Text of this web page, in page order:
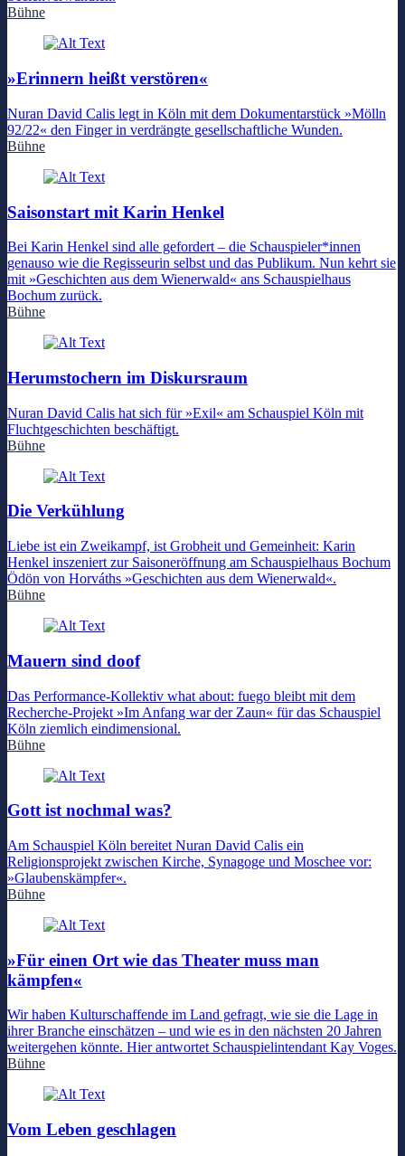
Bühne
»Erinnern heißt verstören«
Nuran David Calis legt in Köln mit dem Dokumentarstück »Mölln
92/22« den Finger in verdrängte gesellschaftliche Wunden.
Bühne
Saisonstart mit Karin Henkel
Bei Karin Henkel sind alle gefordert – die Schauspieler*innen
genauso wie die Regisseurin selbst und das Publikum. Nun kehrt sie
mit »Geschichten aus dem Wienerwald« ans Schauspielhaus
Bochum zurück.
Bühne
Herumstochern im Diskursraum
Nuran David Calis hat sich für »Exil« am Schauspiel Köln mit
Fluchtgeschichten beschäftigt.
Bühne
Die Verkühlung
Liebe ist ein Zweikampf, ist Grobheit und Gemeinheit: Karin
Henkel inszeniert zur Saisoneröffnung am Schauspielhaus Bochum
Ödön von Horváths »Geschichten aus dem Wienerwald«.
Bühne
Mauern sind doof
Das Performance-Kollektiv what about: fuego bleibt mit dem
Recherche-Projekt »Im Anfang war der Zaun« für das Schauspiel
Köln ziemlich eindimensional.
Bühne
Gott ist nochmal was?
Am Schauspiel Köln bereitet Nuran David Calis ein
Religionsprojekt zwischen Kirche, Synagoge und Moschee vor:
»Glaubenskämpfer«.
Bühne
»Für einen Ort wie das Theater muss man
kämpfen«
Wir haben Kulturschaffende im Land gefragt, wie sie die Lage in
ihrer Branche einschätzen – und wie es in den nächsten 20 Jahren
weitergehen könnte. Hier antwortet Schauspielintendant Kay Voges.
Bühne
Vom Leben geschlagen